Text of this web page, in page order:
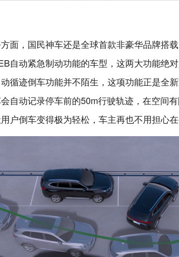
面，国民神车还是全球首款非豪华品牌搭
自动紧急制动功能的车型，这两大功能绝对
循迹倒车功能并不陌生，这项功能正是全
自动记录停车前的50m行驶轨迹，在空间
户倒车变得极为轻松，车主再也不用担心